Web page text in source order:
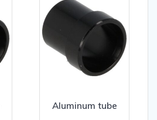
Aluminum tube